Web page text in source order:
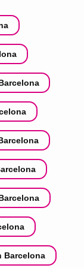
Barcelona